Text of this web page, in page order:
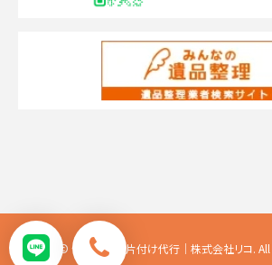
© 便利屋札幌片付け代行｜株式会社リコ.